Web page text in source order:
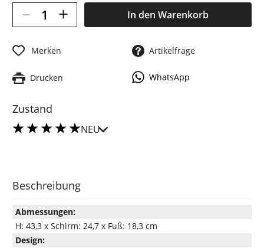
– + In den Warenkorb
Merken Artikelfrage
Drucken WhatsApp
Zustand
NEU
Beschreibung
Abmessungen:
H: 43,3 x Schirm: 24,7 x Fuß: 18,3 cm
Design: